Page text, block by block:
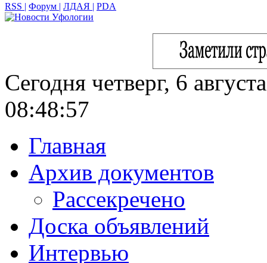
RSS | Форум | ЛДАЯ | PDA
Сегодня четверг, 6
08:48:58
Главная
Архив документов
Рассекречено
Доска объявлений
Интервью